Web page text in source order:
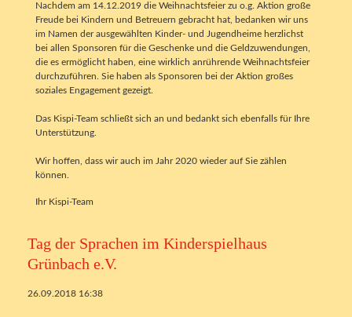
Nachdem am 14.12.2019 die Weihnachtsfeier zu o.g. Aktion große
Freude bei Kindern und Betreuern gebracht hat, bedanken wir uns
im Namen der ausgewählten Kinder- und Jugendheime herzlichst
bei allen Sponsoren für die Geschenke und die Geldzuwendungen,
die es ermöglicht haben, eine wirklich anrührende Weihnachtsfeier
durchzuführen. Sie haben als Sponsoren bei der Aktion großes
soziales Engagement gezeigt.
Das Kispi-Team schließt sich an und bedankt sich ebenfalls für Ihre
Unterstützung.
Wir hoffen, dass wir auch im Jahr 2020 wieder auf Sie zählen
können.
Ihr Kispi-Team
Tag der Sprachen im Kinderspielhaus
Grünbach e.V.
26.09.2018 16:38